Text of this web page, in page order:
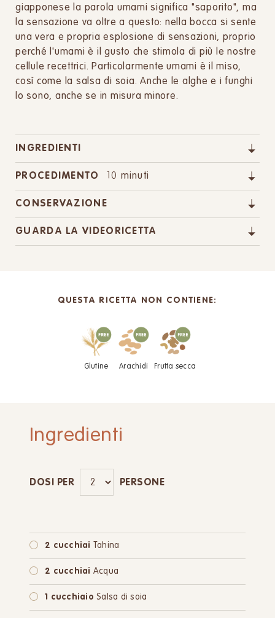
giapponese la parola umami significa "saporito", ma
la sensazione va oltre a questo: nella bocca si sente
una vera e propria esplosione di sensazioni, proprio
perché l'umami è il gusto che stimola di più le nostre
cellule recettrici. Particolarmente umami è il miso,
così come la salsa di soia. Anche le alghe e i funghi
lo sono, anche se in misura minore.
INGREDIENTI
PROCEDIMENTO 10 minuti
CONSERVAZIONE
GUARDA LA VIDEORICETTA
QUESTA RICETTA NON CONTIENE:
Glutine Arachidi Frutta secca
Ingredienti
DOSI PER PERSONE
2 cucchiai Tahina
2 cucchiai Acqua
1 cucchiaio Salsa di soia